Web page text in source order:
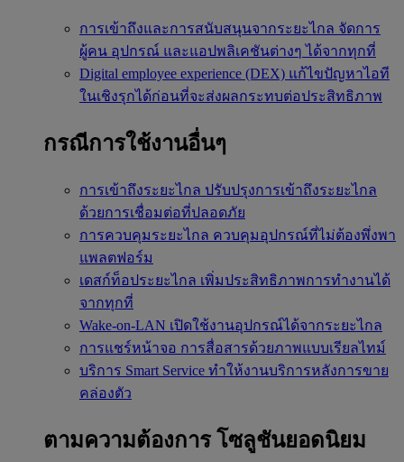
การเข้าถึงและการสนับสนุนจากระยะไกล จัดการ
ผู้คน อุปกรณ์ และแอปพลิเคชันต่างๆ ได้จากทุกที่
Digital employee experience (DEX) แก้ไขปัญหาไอที
ในเชิงรุกได้ก่อนที่จะส่งผลกระทบต่อประสิทธิภาพ
กรณีการใช้งานอื่นๆ
การเข้าถึงระยะไกล ปรับปรุงการเข้าถึงระยะไกล
ด้วยการเชื่อมต่อที่ปลอดภัย
การควบคุมระยะไกล ควบคุมอุปกรณ์ที่ไม่ต้องพึ่งพา
แพลตฟอร์ม
เดสก์ท็อประยะไกล เพิ่มประสิทธิภาพการทำงานได้
จากทุกที่
Wake-on-LAN เปิดใช้งานอุปกรณ์ได้จากระยะไกล
การแชร์หน้าจอ การสื่อสารด้วยภาพแบบเรียลไทม์
บริการ Smart Service ทำให้งานบริการหลังการขาย
คล่องตัว
ตามความต้องการ โซลูชันยอดนิยม